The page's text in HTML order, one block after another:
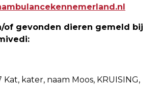
of gevonden dieren gemeld bij
Kat, kater, naam Moos, KRUISING,